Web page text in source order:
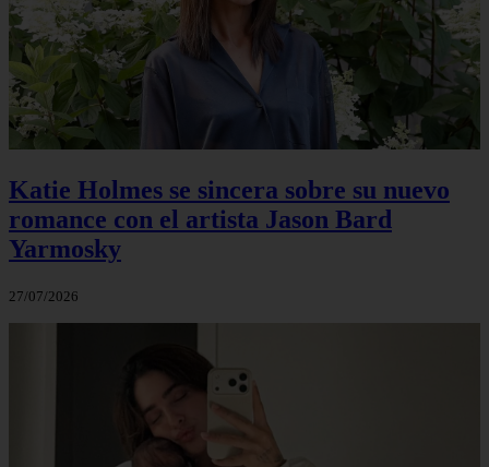
Katie Holmes se sincera sobre su nuevo
romance con el artista Jason Bard
Yarmosky
27/07/2026